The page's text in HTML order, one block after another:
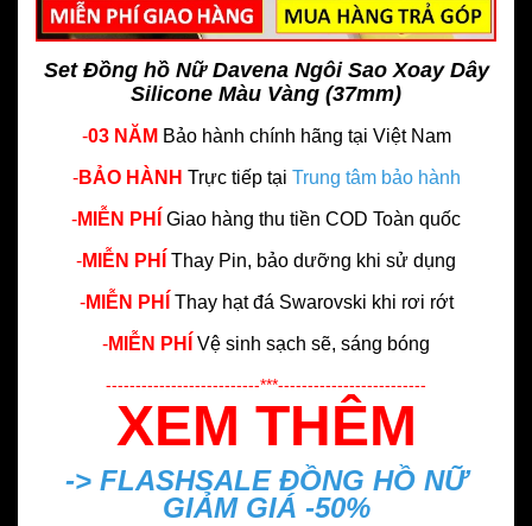
Set Đồng hồ Nữ Davena Ngôi Sao Xoay Dây
Silicone Màu Vàng (37mm)
-03 NĂM Bảo hành chính hãng tại Việt Nam
-BẢO HÀNH Trực tiếp tại Trung tâm bảo hành
-MIỄN PHÍ Giao hàng thu tiền COD Toàn quốc
-MIỄN PHÍ Thay Pin, bảo dưỡng khi sử dụng
-MIỄN PHÍ Thay hạt đá Swarovski khi rơi rớt
-MIỄN PHÍ Vệ sinh sạch sẽ, sáng bóng
--------------------------***-------------------------
XEM THÊM
-> FLASHSALE ĐỒNG HỒ NỮ
GIẢM GIÁ -50%